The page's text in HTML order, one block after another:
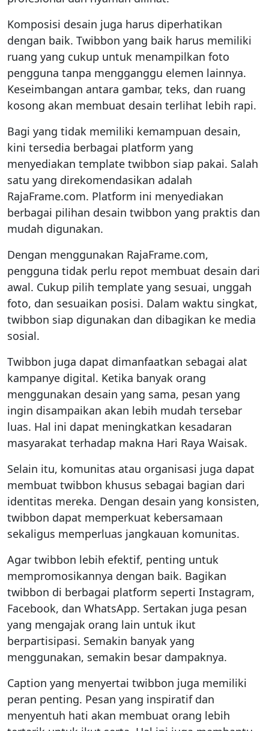
Komposisi desain juga harus diperhatikan
dengan baik. Twibbon yang baik harus memiliki
ruang yang cukup untuk menampilkan foto
pengguna tanpa mengganggu elemen lainnya.
Keseimbangan antara gambar, teks, dan ruang
kosong akan membuat desain terlihat lebih rapi.
Bagi yang tidak memiliki kemampuan desain,
kini tersedia berbagai platform yang
menyediakan template twibbon siap pakai. Salah
satu yang direkomendasikan adalah
RajaFrame.com. Platform ini menyediakan
berbagai pilihan desain twibbon yang praktis dan
mudah digunakan.
Dengan menggunakan RajaFrame.com,
pengguna tidak perlu repot membuat desain dari
awal. Cukup pilih template yang sesuai, unggah
foto, dan sesuaikan posisi. Dalam waktu singkat,
twibbon siap digunakan dan dibagikan ke media
sosial.
Twibbon juga dapat dimanfaatkan sebagai alat
kampanye digital. Ketika banyak orang
menggunakan desain yang sama, pesan yang
ingin disampaikan akan lebih mudah tersebar
luas. Hal ini dapat meningkatkan kesadaran
masyarakat terhadap makna Hari Raya Waisak.
Selain itu, komunitas atau organisasi juga dapat
membuat twibbon khusus sebagai bagian dari
identitas mereka. Dengan desain yang konsisten,
twibbon dapat memperkuat kebersamaan
sekaligus memperluas jangkauan komunitas.
Agar twibbon lebih efektif, penting untuk
mempromosikannya dengan baik. Bagikan
twibbon di berbagai platform seperti Instagram,
Facebook, dan WhatsApp. Sertakan juga pesan
yang mengajak orang lain untuk ikut
berpartisipasi. Semakin banyak yang
menggunakan, semakin besar dampaknya.
Caption yang menyertai twibbon juga memiliki
peran penting. Pesan yang inspiratif dan
menyentuh hati akan membuat orang lebih